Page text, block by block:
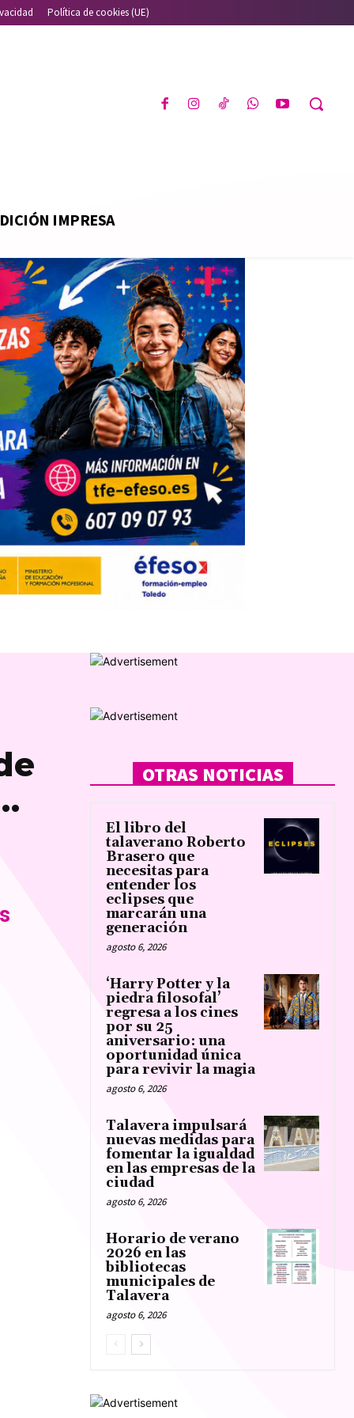
Política de cookies (UE)
IMPRESA
OTRAS NOTICIAS
El libro del
talaverano Roberto
Brasero que
necesitas para
entender los
eclipses que
marcarán una
generación
agosto 6, 2026
‘Harry Potter y la
piedra filosofal’
regresa a los cines
por su 25
aniversario: una
oportunidad única
para revivir la magia
agosto 6, 2026
Talavera impulsará
nuevas medidas para
fomentar la igualdad
en las empresas de la
ciudad
agosto 6, 2026
Horario de verano
2026 en las
bibliotecas
municipales de
Talavera
agosto 6, 2026